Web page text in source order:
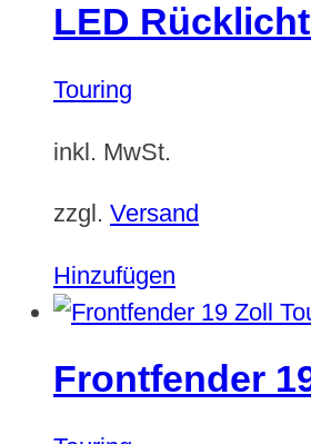
mehrere
können
der
Produktseite
gewählt
werden
LED
Touring
inkl. MwSt.
zzgl. Versand
Hinzufügen
Frontfender